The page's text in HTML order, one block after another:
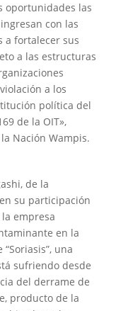
oportunidades las
con las
a fortalecer sus
a las estructuras
a los
política del
de la OIT»,
Nación Wampis.
de la
su participación
empresa
en la
una
sufriendo desde
del derrame de
producto de la